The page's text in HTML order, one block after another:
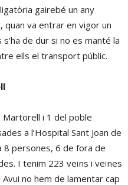
gairebé un any
quan va entrar en vigor un
de dur si no es manté la
ells el transport públic.
i 1 del poble
a l’Hospital Sant Joan de
8 persones, 6 de fora de
I tenim 223 veïns i veïnes
no hem de lamentar cap